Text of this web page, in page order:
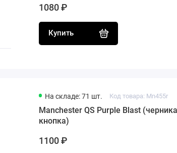
1080 ₽
Купить
На складе: 71 шт. Код товара: Mn455r
Manchester QS Purple Blast
кнопка)
1100 ₽